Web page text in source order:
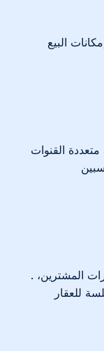
البيع
القنوات
. سيتولى وكيلك المخصص جميع استفسارات المشترين،
للعقار